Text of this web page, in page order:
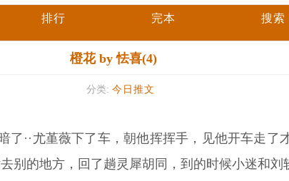
排行 完本 搜索
橙花 by 怯喜(4)
分类: 今日推文
了··尤堇薇下了车，朝他挥挥手，见他开车走
别的地方，回了趟灵犀胡同，到的时候小迷和刘